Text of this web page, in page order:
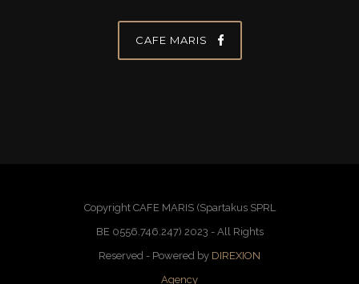
CAFE MARIS
Copyright CAFE MARIS (Spartakus SPRL
BE 0556.746.247) 2023 - All Rights
Reserved - Powered by DIREXION
Agency